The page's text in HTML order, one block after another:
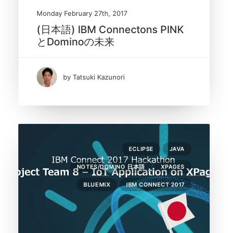
Monday February 27th, 2017
(日本語) IBM Connectons PINK
とDominoの未来
by Tatsuki Kazunori
ECLIPSE JAVA
NOTES/DOMINO 日本語 XPAGES
BLUEMIX IBM CONNECT 2017